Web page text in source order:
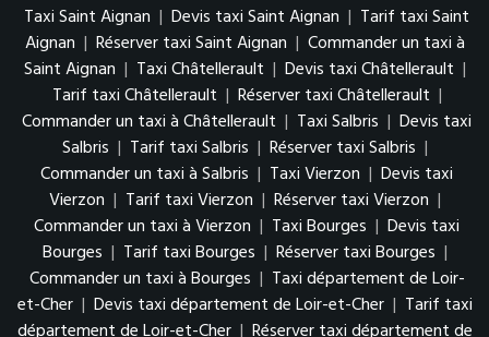
Taxi Saint Aignan | Devis taxi Saint Aignan | Tarif taxi Saint
Aignan | Réserver taxi Saint Aignan | Commander un taxi à
Saint Aignan | Taxi Châtellerault | Devis taxi Châtellerault |
Tarif taxi Châtellerault | Réserver taxi Châtellerault |
Commander un taxi à Châtellerault | Taxi Salbris | Devis taxi
Salbris | Tarif taxi Salbris | Réserver taxi Salbris |
Commander un taxi à Salbris | Taxi Vierzon | Devis taxi
Vierzon | Tarif taxi Vierzon | Réserver taxi Vierzon |
Commander un taxi à Vierzon | Taxi Bourges | Devis taxi
Bourges | Tarif taxi Bourges | Réserver taxi Bourges |
Commander un taxi à Bourges | Taxi département de Loir-
et-Cher | Devis taxi département de Loir-et-Cher | Tarif taxi